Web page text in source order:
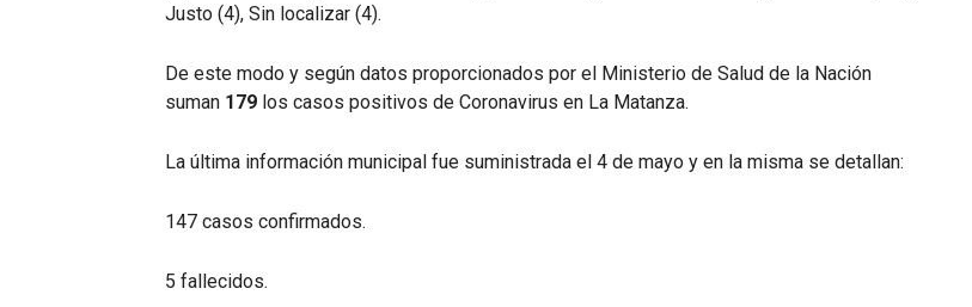
Justo (4), Sin localizar (4).
De este modo y según datos proporcionados por el Ministerio de Salud de la Nación
suman 179 los casos positivos de Coronavirus en La Matanza.
La última información municipal fue suministrada el 4 de mayo y en la misma se detallan:
147 casos confirmados.
5 fallecidos.